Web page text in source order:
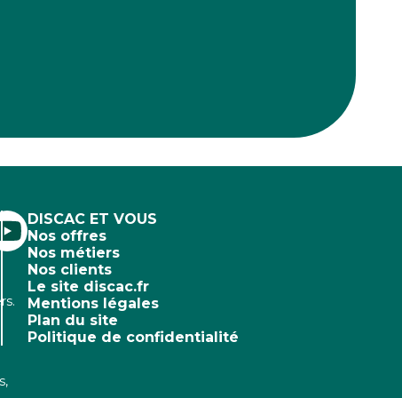
DISCAC ET VOUS
Nos offres
Nos métiers
Nos clients
Le site discac.fr
Mentions légales
Plan du site
Politique de confidentialité